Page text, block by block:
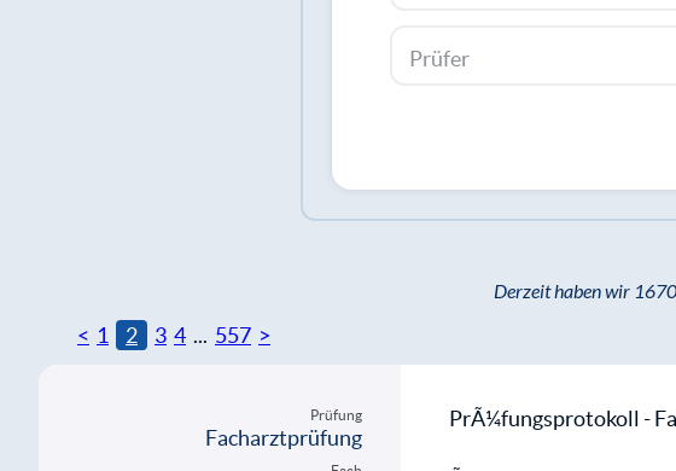
Prüfer
Derzeit haben wir
< 1 2 3 4 ... 557 >
Prüfung
Facharztprüfung
PrÃ¼fungsprotokoll -